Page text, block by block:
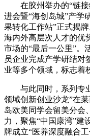
在胶州举办的“链接
进会暨“海创岛城”产学
果转化工作站”正式揭
海内外高层次人才的优
市场的“最后一公里”。
员企业完成产学研结对
业等多个领域，标志着
与此同时，系列专业
领域创新创业沙龙”在
岛欧美同学会留美分会
力，聚焦“中国康湾”建
牌成立“医养深度融合